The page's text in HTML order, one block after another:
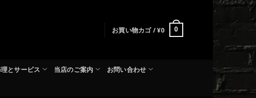
お買い物カゴ /¥0 0
とサービス 当店のご案内 お問い合わせ